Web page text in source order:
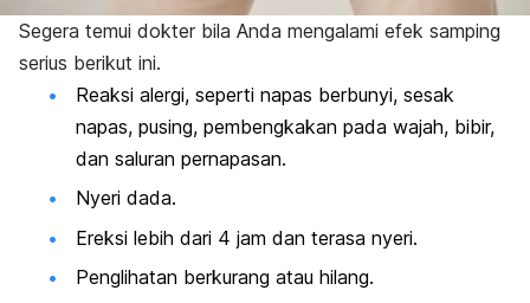
Segera temui dokter bila Anda mengalami efek samping
serius berikut ini.
Reaksi alergi, seperti napas berbunyi, sesak
napas, pusing, pembengkakan pada wajah, bibir,
dan saluran pernapasan.
Nyeri dada.
Ereksi lebih dari 4 jam dan terasa nyeri.
Penglihatan berkurang atau hilang.